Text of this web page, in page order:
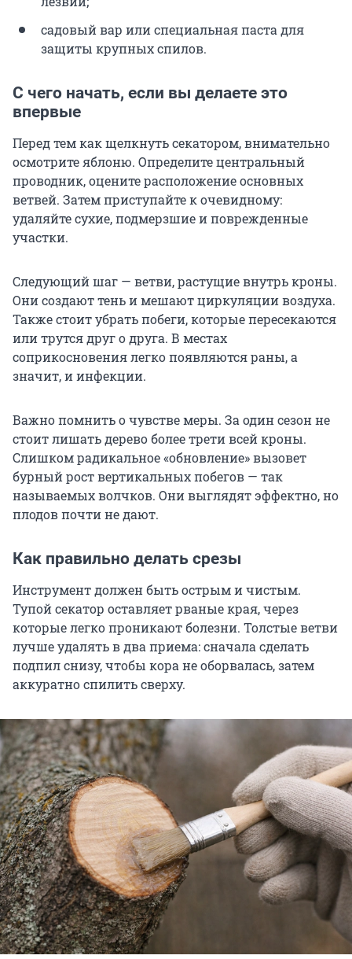
садовый вар или специальная паста для
защиты крупных спилов.
С чего начать, если вы делаете это
впервые
Перед тем как щелкнуть секатором, внимательно
осмотрите яблоню. Определите центральный
проводник, оцените расположение основных
ветвей. Затем приступайте к очевидному:
удаляйте сухие, подмерзшие и поврежденные
участки.
Следующий шаг — ветви, растущие внутрь кроны.
Они создают тень и мешают циркуляции воздуха.
Также стоит убрать побеги, которые пересекаются
или трутся друг о друга. В местах
соприкосновения легко появляются раны, а
значит, и инфекции.
Важно помнить о чувстве меры. За один сезон не
стоит лишать дерево более трети всей кроны.
Слишком радикальное «обновление» вызовет
бурный рост вертикальных побегов — так
называемых волчков. Они выглядят эффектно, но
плодов почти не дают.
Как правильно делать срезы
Инструмент должен быть острым и чистым.
Тупой секатор оставляет рваные края, через
которые легко проникают болезни. Толстые ветви
лучше удалять в два приема: сначала сделать
подпил снизу, чтобы кора не оборвалась, затем
аккуратно спилить сверху.